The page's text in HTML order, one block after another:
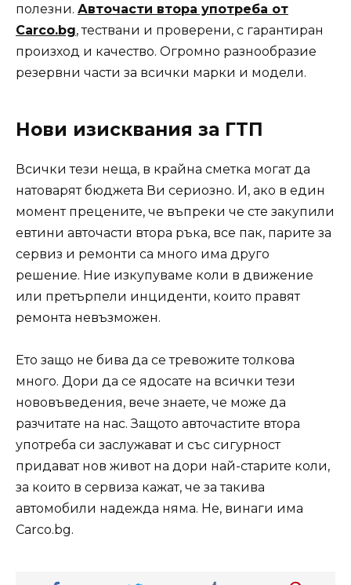
полезни. Авточасти втора употреба от
Carco.bg, тествани и проверени, с гарантиран
произход и качество. Огромно разнообразие
резервни части за всички марки и модели.
Нови изисквания за ГТП
Всички тези неща, в крайна сметка могат да
натоварят бюджета Ви сериозно. И, ако в един
момент прецените, че въпреки че сте закупили
евтини авточасти втора ръка, все пак, парите за
сервиз и ремонти са много има друго
решение. Ние изкупуваме коли в движение
или претърпели инциденти, които правят
ремонта невъзможен.
Ето защо не бива да се тревожите толкова
много. Дори да се ядосате на всички тези
нововъведения, вече знаете, че може да
разчитате на нас. Защото авточастите втора
употреба си заслужават и със сигурност
придават нов живот на дори най-старите коли,
за които в сервиза кажат, че за такива
автомобили надежда няма. Не, винаги има
Carco.bg.